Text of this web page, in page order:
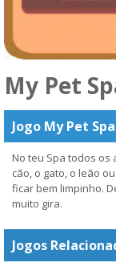
My Pet
Jogo My Pet Spa
No teu Spa todos os
cão, o gato, o leão
ficar bem limpinho.
muito gira.
Jogos